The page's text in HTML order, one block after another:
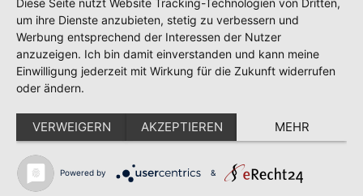
Diese Seite nutzt Website Tracking-Technologien von Dritten,
um ihre Dienste anzubieten, stetig zu verbessern und
Werbung entsprechend der Interessen der Nutzer
anzuzeigen. Ich bin damit einverstanden und kann meine
Einwilligung jederzeit mit Wirkung für die Zukunft widerrufen
oder ändern.
VERWEIGERN AKZEPTIEREN MEHR
Powered by &